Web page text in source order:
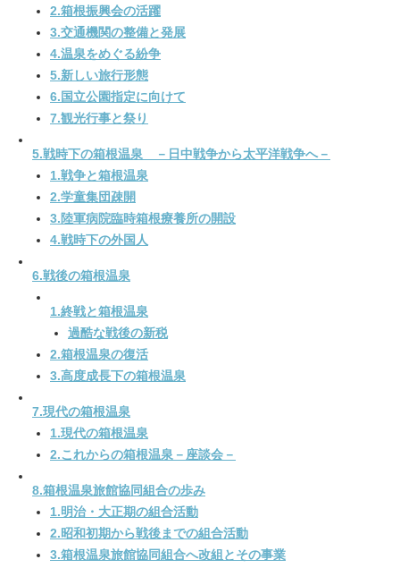
2.箱根振興会の活躍
3.交通機関の整備と発展
4.温泉をめぐる紛争
5.新しい旅行形態
6.国立公園指定に向けて
7.観光行事と祭り
5.戦時下の箱根温泉 －日中戦争から太平洋戦争へ－
1.戦争と箱根温泉
2.学童集団疎開
3.陸軍病院臨時箱根療養所の開設
4.戦時下の外国人
6.戦後の箱根温泉
1.終戦と箱根温泉
過酷な戦後の新税
2.箱根温泉の復活
3.高度成長下の箱根温泉
7.現代の箱根温泉
1.現代の箱根温泉
2.これからの箱根温泉－座談会－
8.箱根温泉旅館協同組合の歩み
1.明治・大正期の組合活動
2.昭和初期から戦後までの組合活動
3.箱根温泉旅館協同組合へ改組とその事業